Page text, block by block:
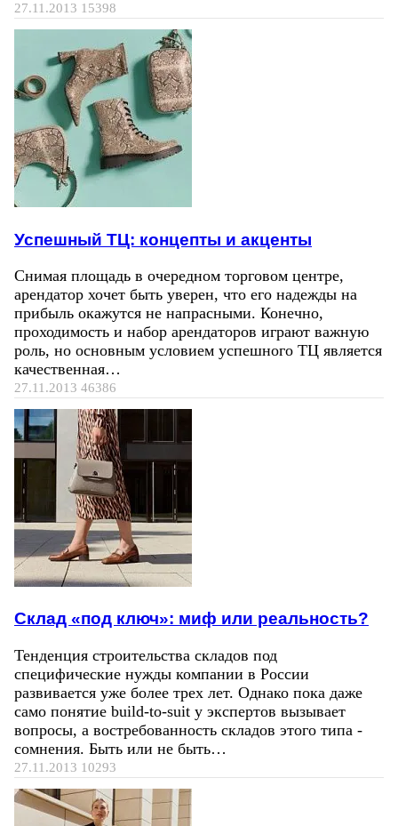
27.11.2013 15398
Успешный ТЦ: концепты и акценты
Снимая площадь в очередном торговом центре,
арендатор хочет быть уверен, что его надежды на
прибыль окажутся не напрасными. Конечно,
проходимость и набор арендаторов играют важную
роль, но основным условием успешного ТЦ является
качественная…
27.11.2013 46386
Склад «под ключ»: миф или реальность?
Тенденция строительства складов под
специфические нужды компании в России
развивается уже более трех лет. Однако пока даже
само понятие build-to-suit у экспертов вызывает
вопросы, а востребованность складов этого типа -
сомнения. Быть или не быть…
27.11.2013 10293